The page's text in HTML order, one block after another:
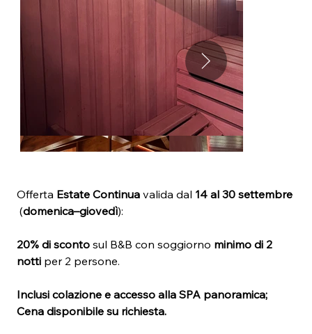
Offerta Estate Continua valida dal 14 al 30 settembre
(domenica–giovedì):
20% di sconto sul B&B con soggiorno minimo di 2
notti per 2 persone.
Inclusi colazione e accesso alla SPA panoramica;
Cena disponibile su richiesta.